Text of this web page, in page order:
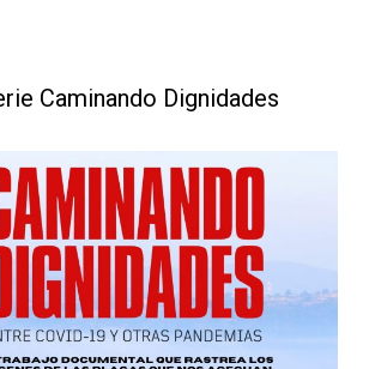
Caminando Dignidades